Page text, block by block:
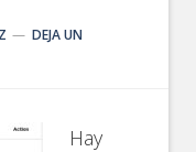
DEJA UN
Hay